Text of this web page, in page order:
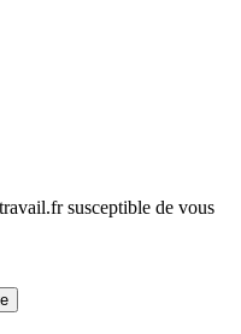
susceptible de vous